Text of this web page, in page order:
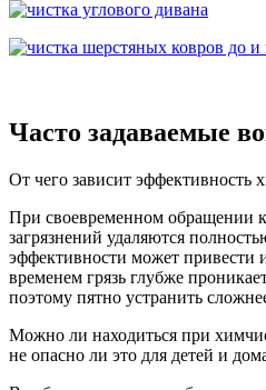
Часто задаваемые
От чего зависит эффективность
При своевременном обращении
загрязнений удаляются
эффективности может
временем грязь глубже
поэтому пятно устранить
Можно ли находиться при
не опасно ли это для детей и